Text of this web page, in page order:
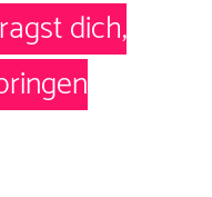
dich,